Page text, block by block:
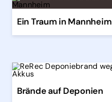
Ein Traum in Mannheim
Brände auf Deponien